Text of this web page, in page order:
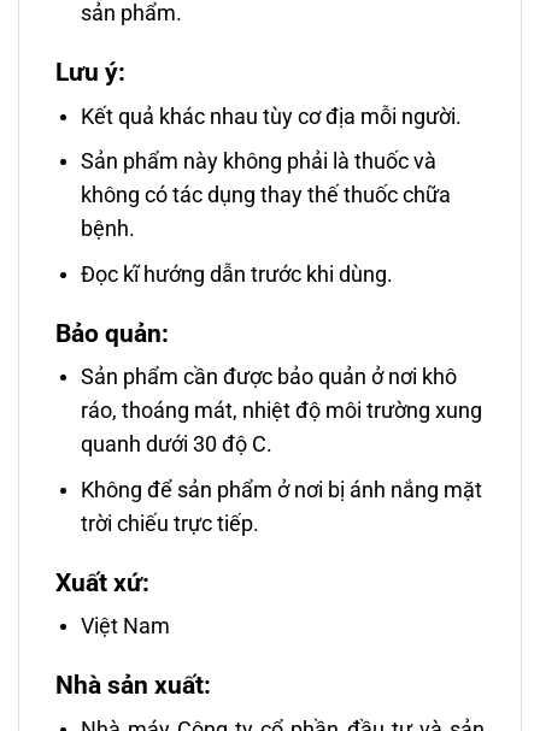
sản phẩm.
Lưu ý:
Kết quả khác nhau tùy cơ địa mỗi người.
Sản phẩm này không phải là thuốc và
không có tác dụng thay thế thuốc chữa
bệnh.
Đọc kĩ hướng dẫn trước khi dùng.
Bảo quản:
Sản phẩm cần được bảo quản ở nơi khô
ráo, thoáng mát, nhiệt độ môi trường xung
quanh dưới 30 độ C.
Không để sản phẩm ở nơi bị ánh nắng mặt
trời chiếu trực tiếp.
Xuất xứ:
Việt Nam
Nhà sản xuất: